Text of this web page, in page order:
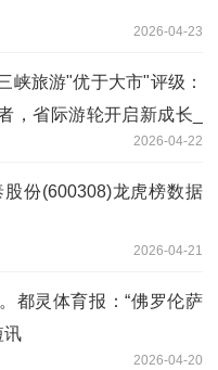
2026-04-23
峡旅游"优于大市"评级：
，省际游轮开启新成长_
2026-04-22
份(600308)龙虎榜数据
2026-04-21
都灵体育报：“佛罗伦萨
讯
2026-04-20